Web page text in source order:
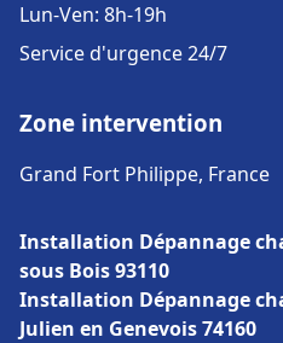
Lun-Ven: 8h-19h
Service d'urgence 24/7
Zone intervention
Grand Fort Philippe, France
Installation Dépannage
sous Bois 93110
Installation Dépannage
Julien en Genevois 74160